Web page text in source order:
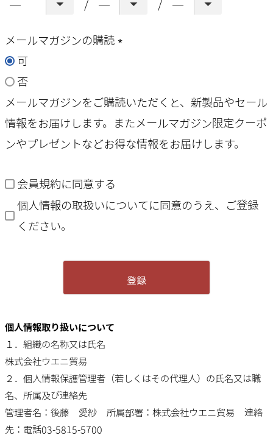
メールマガジンの購読
須
)
可
否
メールマガジンをご購読いただくと、新製品やセール
情報をお届けします。またメールマガジン限定クーポ
ンやプレゼントなどお得な情報をお届けします。
会員規約に同意する
個人情報の取扱いについて に同意のうえ、ご登録
ください。
登録
個人情報取り扱いについて
１．組織の名称又は氏名
株式会社ウエニ貿易
２．個人情報保護管理者（若しくはその代理人）の氏名又は職
名、所属及び連絡先
管理者名：後藤 愛紗 所属部署：株式会社ウエニ貿易 連絡
先：電話03-5815-5700